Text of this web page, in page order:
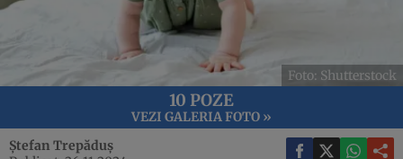
Foto: Shutterstock
10 POZE
VEZI GALERIA FOTO »
Ștefan Trepăduș